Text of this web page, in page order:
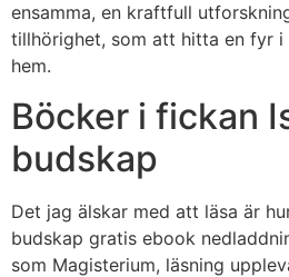
ensamma, en kraftfull
tillhörighet, som att hitta en fyr
hem.
Böcker i fickan
budskap
Det jag älskar med att läsa är
budskap gratis ebook
som Magisterium, läsning